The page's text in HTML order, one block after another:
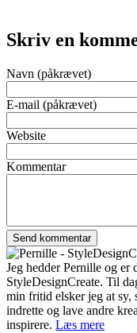
Skriv en
Navn (påkrævet)
E-mail (påkrævet)
Website
Kommentar
Jeg hedder Pernille og er
StyleDesignCreate. Til
min fritid elsker jeg at sy,
indrette og lave andre
inspirere. Læs mere